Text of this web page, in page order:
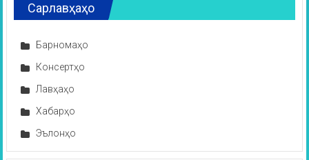
Сарлавҳаҳо
Барномаҳо
Консертҳо
Лавҳаҳо
Хабарҳо
Эълонҳо